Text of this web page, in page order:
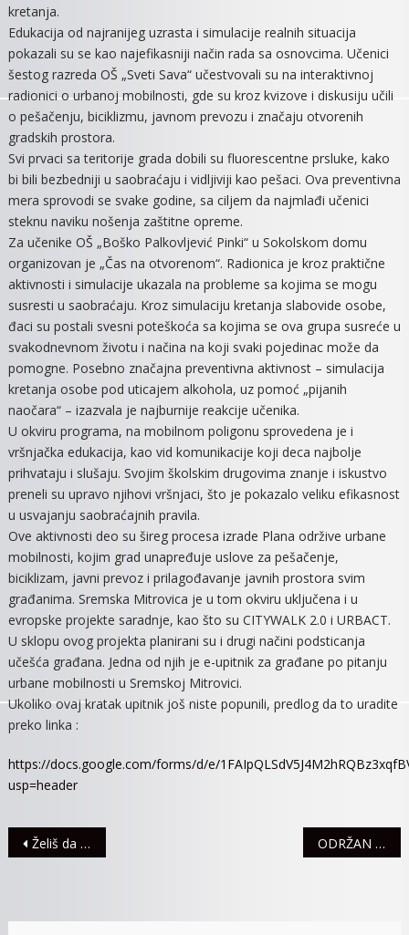
kretanja.
Edukacija od najranijeg uzrasta i simulacije realnih situacija
pokazali su se kao najefikasniji način rada sa osnovcima. Učenici
šestog razreda OŠ „Sveti Sava“ učestvovali su na interaktivnoj
radionici o urbanoj mobilnosti, gde su kroz kvizove i diskusiju učili
o pešačenju, biciklizmu, javnom prevozu i značaju otvorenih
gradskih prostora.
Svi prvaci sa teritorije grada dobili su fluorescentne prsluke, kako
bi bili bezbedniji u saobraćaju i vidljiviji kao pešaci. Ova preventivna
mera sprovodi se svake godine, sa ciljem da najmlađi učenici
steknu naviku nošenja zaštitne opreme.
Za učenike OŠ „Boško Palkovljević Pinki“ u Sokolskom domu
organizovan je „Čas na otvorenom“. Radionica je kroz praktične
aktivnosti i simulacije ukazala na probleme sa kojima se mogu
susresti u saobraćaju. Kroz simulaciju kretanja slabovide osobe,
đaci su postali svesni poteškoća sa kojima se ova grupa susreće u
svakodnevnom životu i načina na koji svaki pojedinac može da
pomogne. Posebno značajna preventivna aktivnost – simulacija
kretanja osobe pod uticajem alkohola, uz pomoć „pijanih
naočara“ – izazvala je najburnije reakcije učenika.
U okviru programa, na mobilnom poligonu sprovedena je i
vršnjačka edukacija, kao vid komunikacije koji deca najbolje
prihvataju i slušaju. Svojim školskim drugovima znanje i iskustvo
preneli su upravo njihovi vršnjaci, što je pokazalo veliku efikasnost
u usvajanju saobraćajnih pravila.
Ove aktivnosti deo su šireg procesa izrade Plana održive urbane
mobilnosti, kojim grad unapređuje uslove za pešačenje,
biciklizam, javni prevoz i prilagođavanje javnih prostora svim
građanima. Sremska Mitrovica je u tom okviru uključena i u
evropske projekte saradnje, kao što su CITYWALK 2.0 i URBACT.
U sklopu ovog projekta planirani su i drugi načini podsticanja
učešća građana. Jedna od njih je e-upitnik za građane po pitanju
urbane mobilnosti u Sremskoj Mitrovici.
Ukoliko ovaj kratak upitnik još niste popunili, predlog da to uradite
preko linka :
https://docs.google.com/forms/d/e/
usp=header
Navigacija
Želiš da isprobaš najbolji onlajn kazino? Evo kako možeš – POTPUNO BESPLATNO! ODRŽAN MANSKENBAL “U BAJCI STANUJEM”